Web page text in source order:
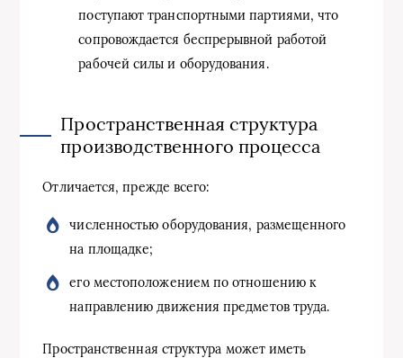
поступают транспортными партиями, что
сопровождается беспрерывной работой
рабочей силы и оборудования.
Пространственная структура
производственного процесса
Отличается, прежде всего:
численностью оборудования, размещенного
на площадке;
его местоположением по отношению к
направлению движения предметов труда.
Пространственная структура может иметь